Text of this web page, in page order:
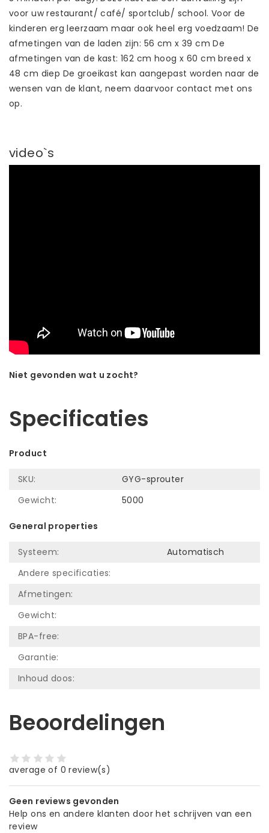
voor uw restaurant/ café/ sportclub/ school. Voor de
kinderen erg leerzaam maar ook heel erg voedzaam! De
afmetingen van de laden zijn: 56 cm x 39 cm De
afmetingen van de kast: 162 cm hoog x 60 cm breed x
48 cm diep De groeikast kan aangepast worden naar de
wensen van de klant, neem daarvoor contact met ons
op.
video`s
Niet gevonden wat u zocht?
Specificaties
Product
SKU:
GYG-sprouter
Gewicht:
5000
General properties
Systeem:
Automatisch
Andere specificaties:
Afmetingen:
Gewicht:
BPA-free:
Garantie:
Inhoud doos:
Beoordelingen
average of 0 review(s)
Geen reviews gevonden
Help ons en andere klanten door het schrijven van een
review